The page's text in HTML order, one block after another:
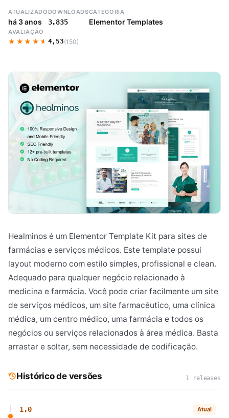
ATUALIZADO
há 3 anos
DOWNLOADS
3.835
CATEGORIA
Elementor Templates
AVALIAÇÃO
★★★★★
★★★★★ 4,53(150)
Healminos é um Elementor Template Kit para sites de
farmácias e serviços médicos. Este template possui
layout moderno com estilo simples, profissional e clean.
Adequado para qualquer negócio relacionado à
medicina e farmácia. Você pode criar facilmente um site
de serviços médicos, um site farmacêutico, uma clínica
médica, um centro médico, uma farmácia e todos os
negócios ou serviços relacionados à área médica. Basta
arrastar e soltar, sem necessidade de codificação.
Histórico de versões 1 releases
1.0 Atual